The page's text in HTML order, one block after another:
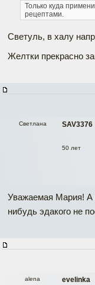
Только куда
рецептами.
Светуль, в халу
Желтки прекрасно
SAV3376
Светлана
50 лет
Уважаемая Мария! А
нибудь эдакого не
evelinka
alena